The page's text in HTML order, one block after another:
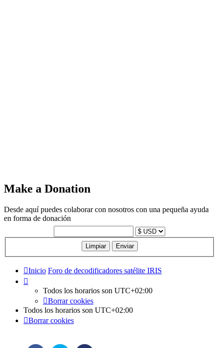
Make a Donation
Desde aquí puedes colaborar con nosotros con una pequeña ayuda
en forma de donación
Inicio Foro de decodificadores satélite IRIS
Todos los horarios son UTC+02:00
Borrar cookies
Todos los horarios son UTC+02:00
Borrar cookies